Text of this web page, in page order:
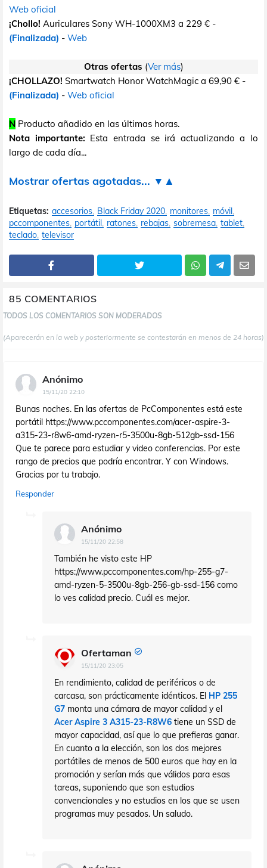
Web oficial
¡Chollo! Auriculares Sony WH-1000XM3 a 229 € -
(Finalizada) - Web
Otras ofertas (Ver más)
¡CHOLLAZO! Smartwatch Honor WatchMagic a 69,90 € -
(Finalizada) - Web oficial
N Producto añadido en las últimas horas.
Nota importante: Esta entrada se irá actualizando a lo
largo de cada día...
Mostrar ofertas agotadas... ▼▲
Etiquetas: accesorios Black Friday 2020 monitores móvil
pccomponentes portátil ratones rebajas sobremesa tablet
teclado televisor
85 COMENTARIOS
TODOS LOS COMENTARIOS SON MODERADOS
(Aparecerán en la web y posteriormente se contestarán en menos de 24 horas)
Anónimo
15/11/20 22:10
Bunas noches. En las ofertas de PcComponentes está este
portátil https://www.pccomponentes.com/acer-aspire-3-
a315-23-r8w6-amd-ryzen-r5-3500u-8gb-512gb-ssd-156
Que te parece para estudiar y video conferencias. Por este
rango de precios que podría encontrar. Y con Windows.
Gracias por tu trabajo.
Responder
Anónimo
15/11/20 22:58
También he visto este HP
https://www.pccomponentes.com/hp-255-g7-
amd-ryzen-5-3500u-8gb-256-gb-ssd-156 como
lo ves calidad precio. Cuál es mejor.
Ofertaman
15/11/20 23:05
En rendimiento, calidad de periféricos o de
carcasa, son prácticamente idénticos. El HP 255
G7 monta una cámara de mayor calidad y el
Acer Aspire 3 A315-23-R8W6 tiene un SSD de
mayor capacidad, así que lo que prefieras ganar.
En cuanto a la elección, son los dos mejores
portátiles de menos de 500 euros que hay en la
promoción y serían más que válidos para esas
tareas, suponiendo que son estudios
convencionales y no estudios en los que se usen
programas muy pesados. Un saludo.